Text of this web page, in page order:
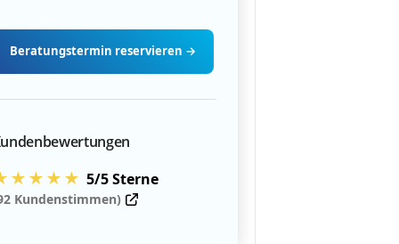
Beratungstermin reservieren →
5/5 Sterne
Kundenstimmen)